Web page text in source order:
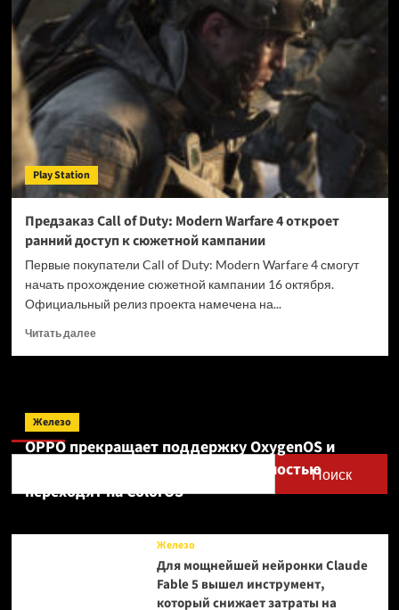
Duty:
Vanguard
—
отличный
мультиплеер,
какой
ценой?
Рецензия
Play Station
Предзаказ Call of Duty: Modern Warfare 4 откроет
ранний доступ к сюжетной кампании
Первые покупатели Call of Duty: Modern Warfare 4 смогут
начать прохождение сюжетной кампании 16 октября.
Официальный релиз проекта намечена на...
Читать далееПрочитать
Modern
откроет
доступ
Поиск
Поиск
Железо
OPPO прекращает поддержку OxygenOS и
Realme UI — OnePlus и realme полностью
переходят на ColorOS
Железо
Для мощнейшей нейронки Claude
Fable 5 вышел инструмент,
который снижает затраты на